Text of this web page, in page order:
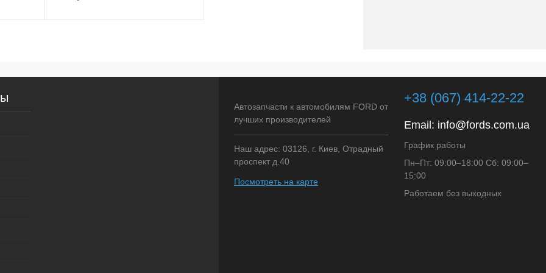
Купить в 1 клик Сравнение
Автозапчасти к автомобилям FORD от
лучших производителей
Наш адрес: 03126, г. Киев, Отрадный
проспект д.40
Посмотреть на карте
+38 (067) 414-22-22
Email: info@fords.com.ua
График работы
Пн–Пт: 09:00–18:00 Сб: 09:00–
15:00
Работаем без выходных